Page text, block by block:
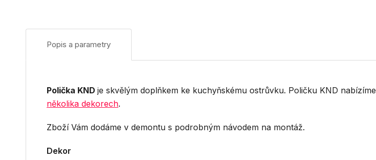
Popis a parametry
Polička KND je skvělým doplňkem ke kuchyňskému ostrůvku. Poličku KND nabízíme
několika dekorech.
Zboží Vám dodáme v demontu s podrobným návodem na montáž.
Dekor